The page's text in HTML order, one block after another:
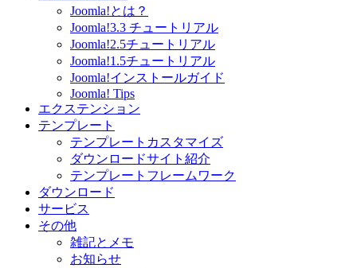
Joomla!とは？
Joomla!3.3 チュートリアル
Joomla!2.5チュートリアル
Joomla!1.5チュートリアル
Joomla!インストールガイド
Joomla! Tips
エクステンション
テンプレート
テンプレートカスタマイズ
ダウンロードサイト紹介
テンプレートフレームワーク
ダウンロード
サービス
その他
雑記とメモ
お知らせ